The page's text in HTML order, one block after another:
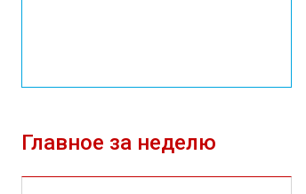
Главное за неделю